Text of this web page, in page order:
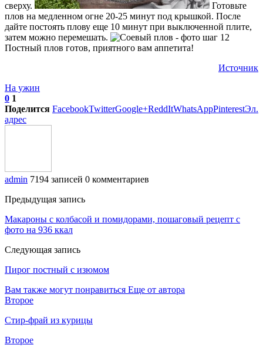
сверху.
Готовьте
плов на медленном огне 20-25 минут под крышкой. После
дайте постоять плову еще 10 минут при выключенной плите,
затем можно перемешать.
Постный плов готов, приятного вам аппетита!
Источник
На ужин
0 1
Поделится FacebookTwitterGoogle+ReddItWhatsAppPinterestЭл.
адрес
admin 7194 записей 0 комментариев
Предыдущая запись
Макароны с колбасой и помидорами, пошаговый рецепт с
фото на 936 ккал
Следующая запись
Пирог постный с изюмом
Вам также могут понравиться Еще от автора
Второе
Стир-фрай из курицы
Второе